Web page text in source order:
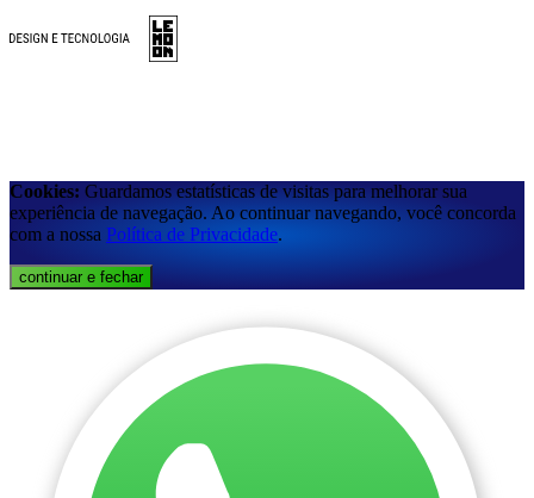
Cookies: Guardamos estatísticas de visitas para melhorar sua
experiência de navegação. Ao continuar navegando, você concorda
com a nossa Política de Privacidade.
continuar e fechar